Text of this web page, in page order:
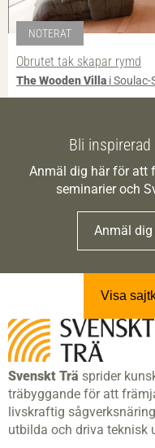
NOTERAT
Obrutet tak skapar rymd
The Wooden Villa i Soulac-
Bli
Anmäl dig här för att
seminarier och
Anmäl
Visa
Svenskt Trä sprider
träbyggande för att
livskraftig
utbilda och driva teknisk